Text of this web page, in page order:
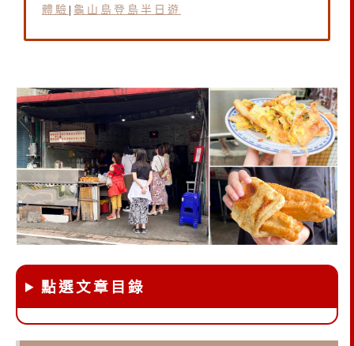
體驗 龜山島登島半日遊
點選文章目錄